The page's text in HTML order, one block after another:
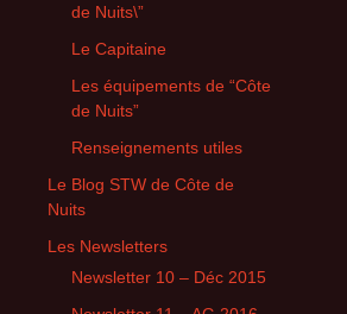
de Nuits\”
Le Capitaine
Les équipements de “Côte
de Nuits”
Renseignements utiles
Le Blog STW de Côte de
Nuits
Les Newsletters
Newsletter 10 – Déc 2015